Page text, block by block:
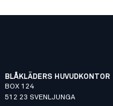
BLÅKLÄDERS HUVUDKONTOR
BOX 124
512 23 SVENLJUNGA